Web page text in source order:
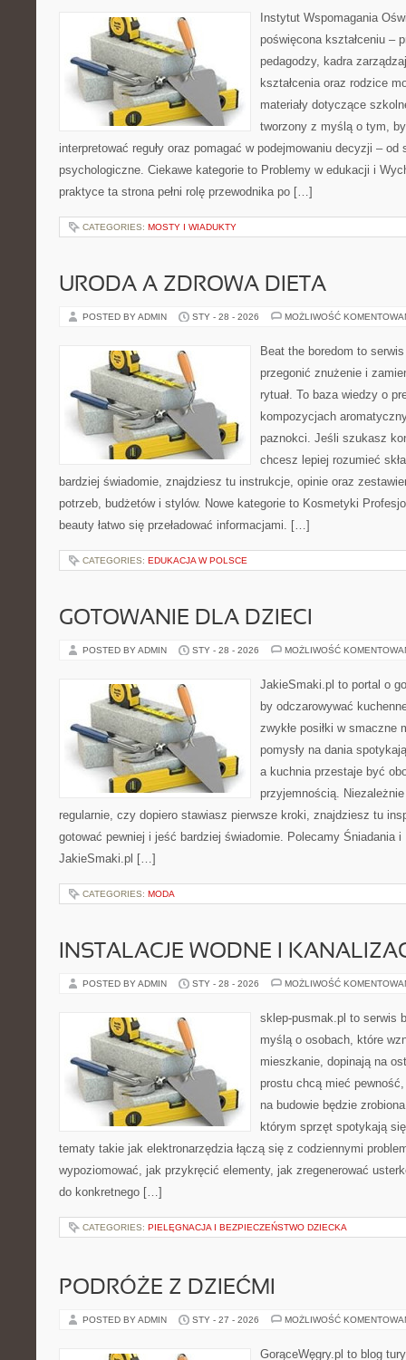
Instytut Wspomagania
poświęcona kształceniu –
pedagodzy, kadra
kształcenia oraz rodzice
materiały dotyczące
tworzony z myślą o tym,
interpretować reguły oraz pomagać w podejmowaniu decyzji –
psychologiczne. Ciekawe kategorie to Problemy w edukacji i
praktyce ta strona pełni rolę przewodnika po […]
CATEGORIES: MOSTY I WIADUKTY
URODA A ZDROWA DIETA
POSTED BY ADMIN STY - 28 - 2026 MOŻLIWOŚĆ
Beat the boredom to
przegonić znużenie i
rytuał. To baza wiedzy o
kompozycjach
paznokci. Jeśli szukasz
chcesz lepiej rozumieć
bardziej świadomie, znajdziesz tu instrukcje, opinie oraz
potrzeb, budżetów i stylów. Nowe kategorie to Kosmetyki
beauty łatwo się przeładować informacjami. […]
CATEGORIES: EDUKACJA W POLSCE
GOTOWANIE DLA DZIECI
POSTED BY ADMIN STY - 28 - 2026 MOŻLIWOŚĆ
JakieSmaki.pl to portal o
by odczarowywać
zwykłe posiłki w smaczne
pomysły na dania
a kuchnia przestaje być
przyjemnością.
regularnie, czy dopiero stawiasz pierwsze kroki, znajdziesz tu
gotować pewniej i jeść bardziej świadomie. Polecamy Śniadania i
JakieSmaki.pl […]
CATEGORIES: MODA
INSTALACJE WODNE I
POSTED BY ADMIN STY - 28 - 2026 MOŻLIWOŚĆ
sklep-pusmak.pl to serwis
myślą o osobach, które
mieszkanie, dopinają na
prostu chcą mieć
na budowie będzie
którym sprzęt spotykają
tematy takie jak elektronarzędzia łączą się z codziennymi
wypoziomować, jak przykręcić elementy, jak zregenerować
do konkretnego […]
CATEGORIES: PIELĘGNACJA I BEZPIECZEŃSTWO DZIECKA
PODRÓŻE Z DZIEĆMI
POSTED BY ADMIN STY - 27 - 2026 MOŻLIWOŚĆ
GorąceWęgry.pl to blog